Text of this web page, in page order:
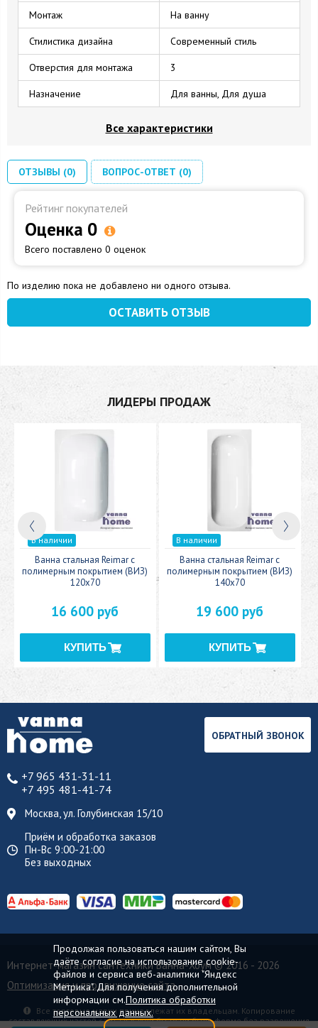
Монтаж На ванну
Стилистика дизайна Современный стиль
Отверстия для монтажа 3
Назначение Для ванны, Для душа
Все характеристики
ОТЗЫВЫ (0) ВОПРОС-ОТВЕТ (0)
Рейтинг покупателей
Оценка 0
Всего поставлено 0 оценок
По изделию пока не добавлено ни одного отзыва.
ОСТАВИТЬ ОТЗЫВ
ЛИДЕРЫ ПРОДАЖ
В наличии
Ванна стальная Reimar с
полимерным покрытием (ВИЗ)
120x70
16 600 руб
В наличии
Ванна стальная Reimar с
полимерным покрытием (ВИЗ)
140x70
19 600 руб
+7 965 431-31-11
+7 495 481-41-74
Москва, ул. Голубинская 15/10
Приём и обработка заказов
Пн-Вс 9:00-21:00
Без выходных
ОБРАТНЫЙ ЗВОНОК
Интернет-магазин сантехники Ванна-Хоум© 2016 - 2026
Оптимизация и продвижение сайта
Все торговые марки принадлежат их владельцам. Копирование
составляющих частей сайта в какой бы то ни было форме без разрешения
Продолжая пользоваться нашим сайтом, Вы
даёте согласие на использование cookie-
файлов и сервиса веб-аналитики "Яндекс
Метрика". Для получения дополнительной
информации см.Политика обработки
персональных данных.